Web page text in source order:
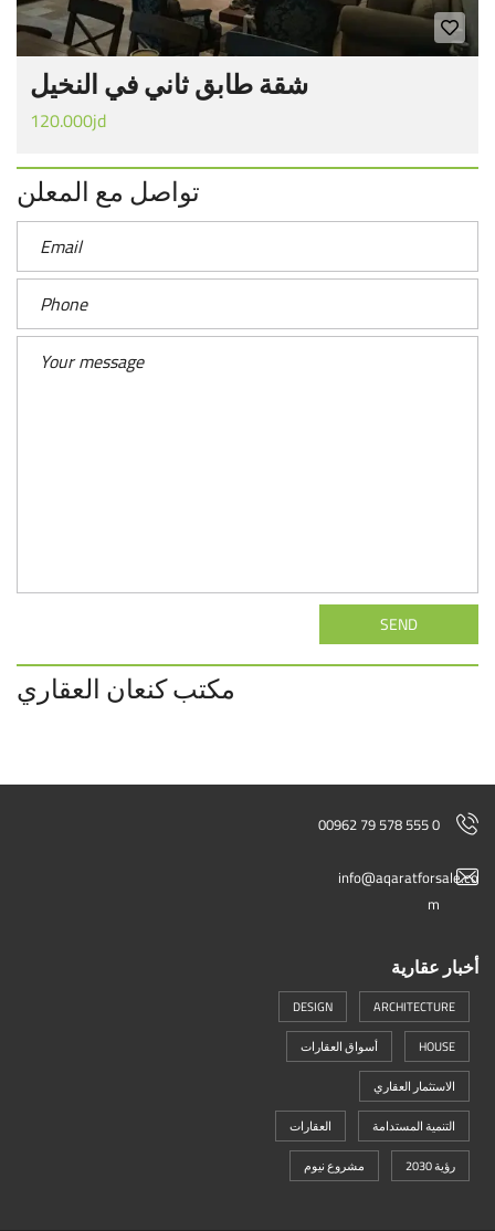
شقة طابق ثاني في النخيل
120.000jd
تواصل مع المعلن
SEND
مكتب كنعان العقاري
00962 79 578 555 0
info@aqaratforsale.co
m
أخبار عقارية
ARCHITECTURE
DESIGN
HOUSE
أسواق العقارات
الاستثمار العقاري
التنمية المستدامة
العقارات
رؤية 2030
مشروع نيوم